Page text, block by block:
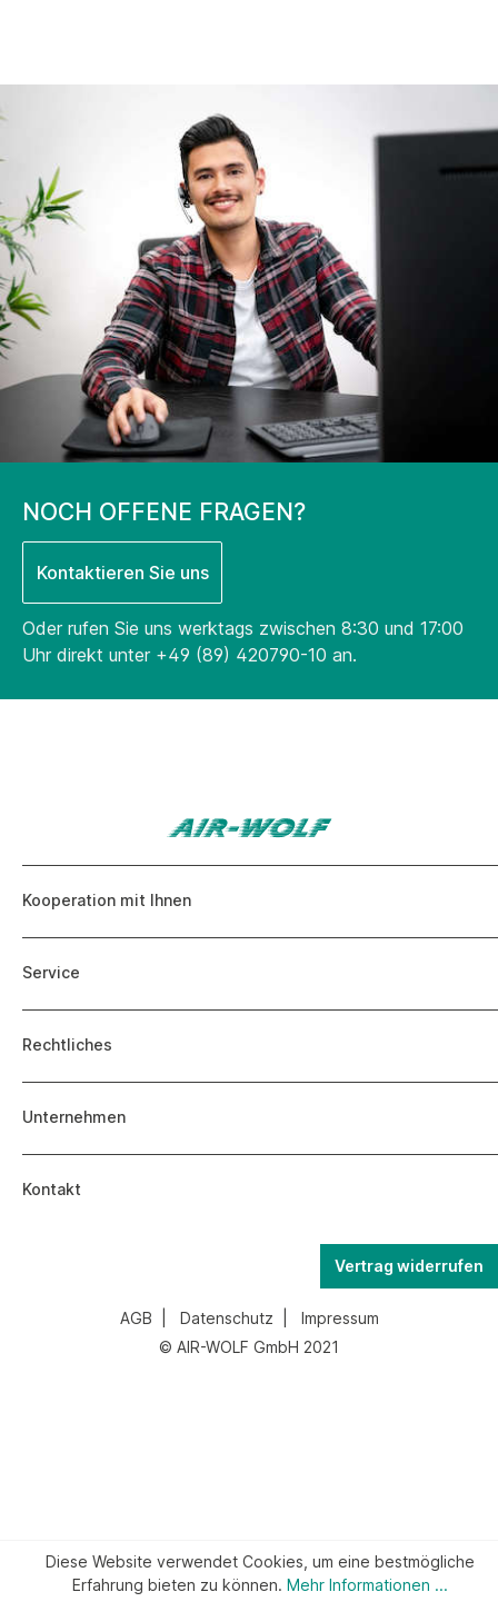
NOCH OFFENE FRAGEN?
Kontaktieren Sie uns
Oder rufen Sie uns werktags zwischen 8:30 und 17:00
Uhr direkt unter +49 (89) 420790-10 an.
Kooperation mit Ihnen
Service
Rechtliches
Unternehmen
Kontakt
Vertrag widerrufen
AGB Datenschutz
Impressum
© AIR-WOLF GmbH 2021
Diese Website verwendet Cookies, um eine bestmögliche
Erfahrung bieten zu können. Mehr Informationen ...